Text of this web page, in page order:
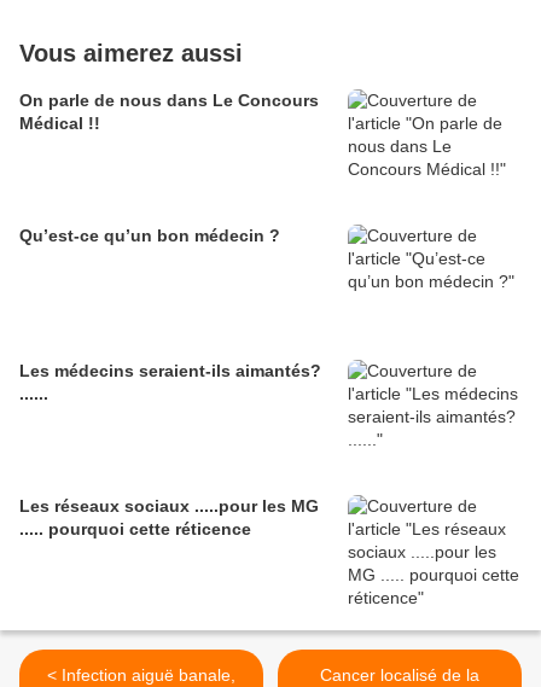
Vous aimerez aussi
On parle de nous dans Le Concours
Médical !!
Qu’est-ce qu’un bon médecin ?
Les médecins seraient-ils aimantés?
......
Les réseaux sociaux .....pour les MG
..... pourquoi cette réticence
< Infection aiguë banale,
Cancer localisé de la